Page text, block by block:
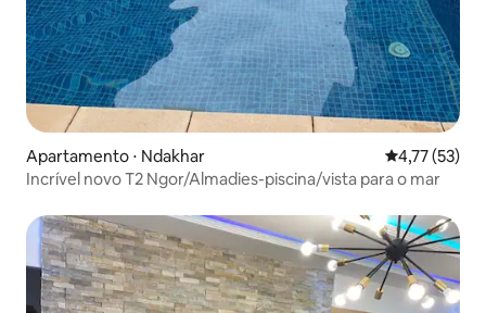
Apartamento ⋅ Ndakhar 4,77 de uma
4,77 (53)
Incrível novo T2 Ngor/Almadies-piscina/vista para o mar